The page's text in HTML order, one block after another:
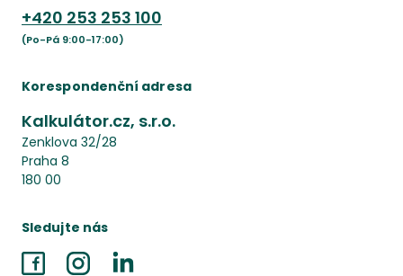
+420 253 253 100
(Po-Pá 9:00-17:00)
Korespondenční adresa
Kalkulátor.cz, s.r.o.
Zenklova 32/28
Praha 8
180 00
Sledujte nás
FacebookInstagramLinkedIn